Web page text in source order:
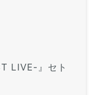
LIVE-』セト